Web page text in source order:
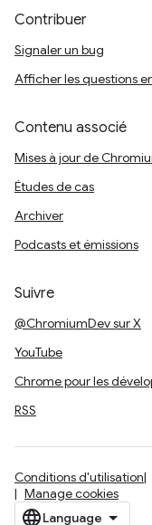
Contribuer
Signaler un bug
Afficher les questions
Contenu associé
Mises à jour de
Études de cas
Archiver
Podcasts et émissions
Suivre
@ChromiumDev sur X
YouTube
Chrome pour les
RSS
Conditions d'utilisation
Manage cookies